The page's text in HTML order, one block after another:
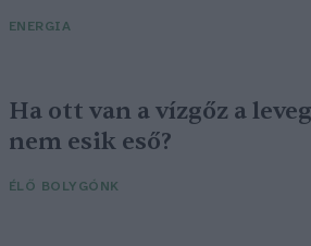
ENERGIA
Ha ott van a vízgőz a
nem esik eső?
ÉLŐ BOLYGÓNK